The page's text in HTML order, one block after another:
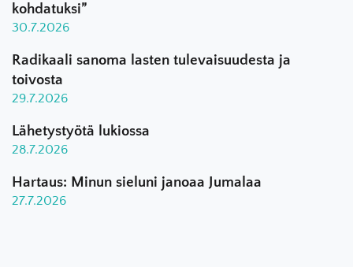
kohdatuksi”
30.7.2026
Radikaali sanoma lasten tulevaisuudesta ja
toivosta
29.7.2026
Lähetystyötä lukiossa
28.7.2026
Hartaus: Minun sieluni janoaa Jumalaa
27.7.2026